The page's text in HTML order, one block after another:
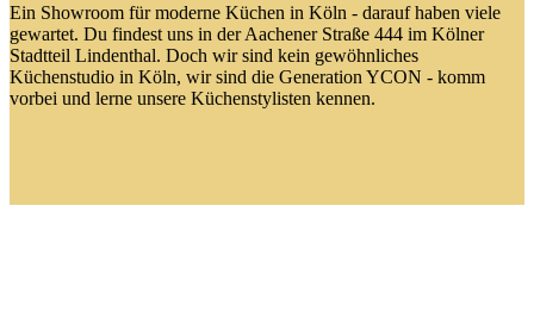
Ein Showroom für moderne Küchen in Köln - darauf haben viele
gewartet. Du findest uns in der Aachener Straße 444 im Kölner
Stadtteil Lindenthal. Doch wir sind kein gewöhnliches
Küchenstudio in Köln, wir sind die Generation YCON - komm
vorbei und lerne unsere Küchenstylisten kennen.